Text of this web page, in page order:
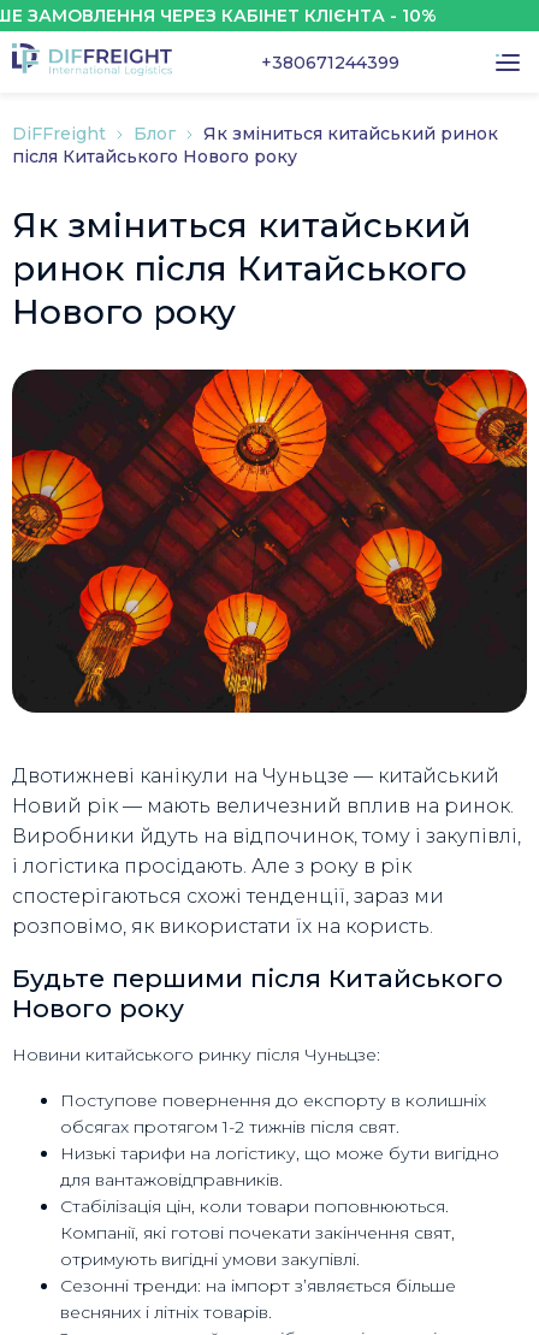
ЧЕРЕЗ КАБІНЕТ КЛІЄНТА - 10%
+380671244399
DiFFreight Блог
Як зміниться китайський ринок
після Китайського Нового року
Як зміниться китайський
ринок після Китайського
Нового року
Двотижневі канікули на Чуньцзе — китайський
Новий рік — мають величезний вплив на ринок.
Виробники йдуть на відпочинок, тому і закупівлі,
і логістика просідають. Але з року в рік
спостерігаються схожі тенденції, зараз ми
розповімо, як використати їх на користь.
Будьте першими після Китайського
Нового року
Новини китайського ринку після Чуньцзе:
Поступове повернення до експорту в колишніх
обсягах протягом 1-2 тижнів після свят.
Низькі тарифи на логістику, що може бути вигідно
для вантажовідправників.
Стабілізація цін, коли товари поповнюються.
Компанії, які готові почекати закінчення свят,
отримують вигідні умови закупівлі.
Сезонні тренди: на імпорт з’являється більше
весняних і літніх товарів.